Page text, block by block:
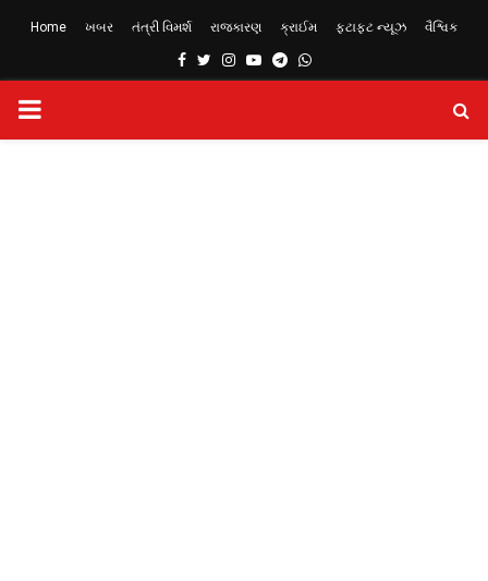
Home ખબર તંત્રી વિમર્શ રાજકારણ ક્રાઈમ ફટાફટ ન્યૂઝ વૈશ્વિક
Facebook
TwitterInstagram
YoutubeTelegram
Whatsapp
PRIMARY